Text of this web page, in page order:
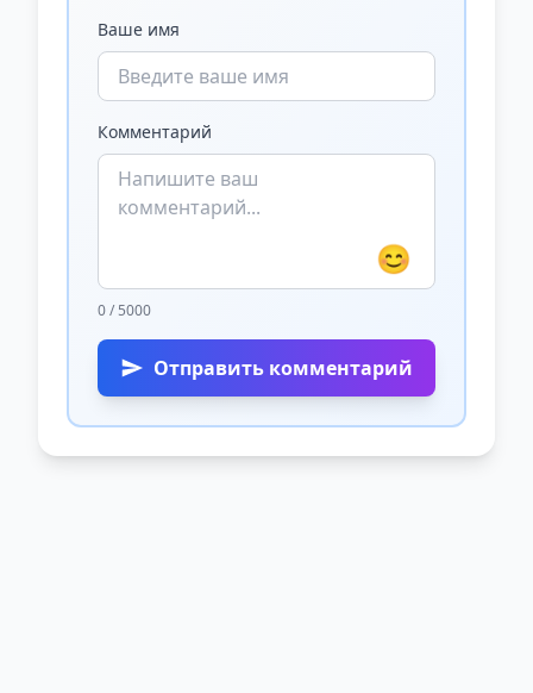
Ваше имя
Комментарий
😊
0 / 5000
Отправить комментарий